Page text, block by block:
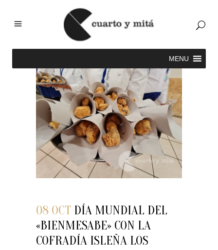
08 OCT DÍA MUNDIAL DEL
«BIENMESABE» CON LA
COFRADÍA ISLEÑA LOS